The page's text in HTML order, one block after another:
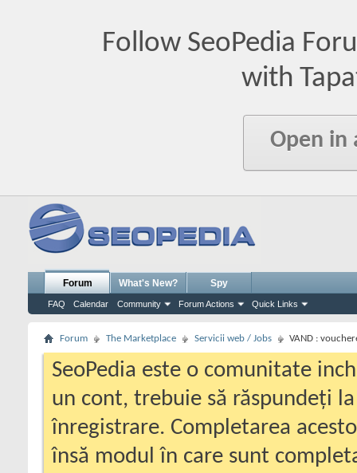
Follow SeoPedia
with
Open in
Forum
FAQ Calendar Community Forum Actions Quick Links
What's New? Spy
Forum The Marketplace Servicii web / Jobs VAND :
SeoPedia este o comunitate
un cont, trebuie să răspundeți
înregistrare. Completarea
însă modul în care sunt